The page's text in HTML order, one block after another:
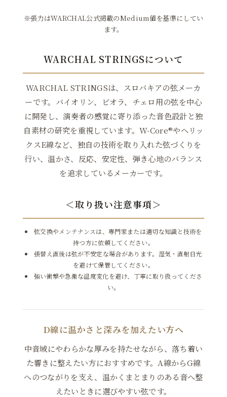
※張力はWARCHAL公式掲載のMedium値を基準にしてい
ます。
WARCHAL STRINGSについて
WARCHAL STRINGSは、スロバキアの弦メーカ
ーです。バイオリン、ビオラ、チェロ用の弦を中心
に開発し、演奏者の感覚に寄り添った音色設計と独
自素材の研究を重視しています。W-Core®やヘリッ
クスE線など、独自の技術を取り入れた弦づくりを
行い、温かさ、反応、安定性、弾き心地のバランス
を追求しているメーカーです。
＜取り扱い注意事項＞
弦交換やメンテナンスは、専門家または適切な知識と技術を
持つ方に依頼してください。
張替え直後は弦が不安定な場合があります。湿気・直射日光
を避けて保管してください。
強い衝撃や急激な温度変化を避け、丁寧に取り扱ってくださ
い。
D線に温かさと深みを加えたい方へ
中音域にやわらかな厚みを持たせながら、落ち着い
た響きに整えたい方におすすめです。A線からG線
へのつながりを支え、温かくまとまりのある音へ整
えたいときに選びやすい弦です。